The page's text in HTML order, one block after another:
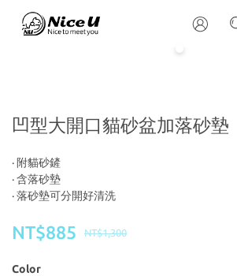
凹型大開口貓砂盆加落砂墊
· 附貓砂鏟
· 含落砂墊
· 落砂墊可分開好清洗
NT$1,300
NT$885
Color